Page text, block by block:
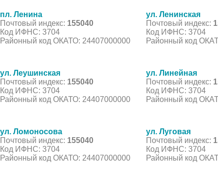
пл. Ленина
Почтовый индекс: 155040
Код ИФНС: 3704
Районный код ОКАТО: 24407000000
ул. Ленинская
Почтовый индекс:
Код ИФНС: 3704
Районный код
ул. Леушинская
Почтовый индекс: 155040
Код ИФНС: 3704
Районный код ОКАТО: 24407000000
ул. Линейная
Почтовый индекс:
Код ИФНС: 3704
Районный код
ул. Ломоносова
Почтовый индекс: 155040
Код ИФНС: 3704
Районный код ОКАТО: 24407000000
ул. Луговая
Почтовый индекс:
Код ИФНС: 3704
Районный код